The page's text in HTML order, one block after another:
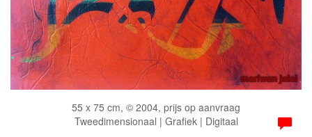
55 x 75 cm, © 2004, prijs op aanvraag
Tweedimensionaal | Grafiek | Digitaal